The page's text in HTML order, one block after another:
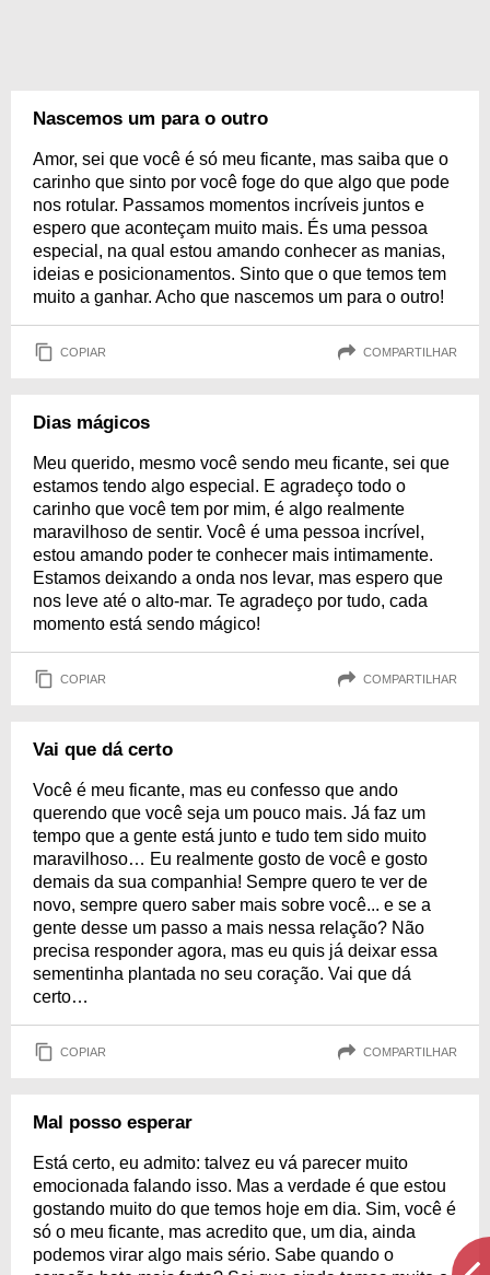
Nascemos um para o outro
Amor, sei que você é só meu ficante, mas saiba que o
carinho que sinto por você foge do que algo que pode
nos rotular. Passamos momentos incríveis juntos e
espero que aconteçam muito mais. És uma pessoa
especial, na qual estou amando conhecer as manias,
ideias e posicionamentos. Sinto que o que temos tem
muito a ganhar. Acho que nascemos um para o outro!
COPIAR COMPARTILHAR
Dias mágicos
Meu querido, mesmo você sendo meu ficante, sei que
estamos tendo algo especial. E agradeço todo o
carinho que você tem por mim, é algo realmente
maravilhoso de sentir. Você é uma pessoa incrível,
estou amando poder te conhecer mais intimamente.
Estamos deixando a onda nos levar, mas espero que
nos leve até o alto-mar. Te agradeço por tudo, cada
momento está sendo mágico!
COPIAR COMPARTILHAR
Vai que dá certo
Você é meu ficante, mas eu confesso que ando
querendo que você seja um pouco mais. Já faz um
tempo que a gente está junto e tudo tem sido muito
maravilhoso… Eu realmente gosto de você e gosto
demais da sua companhia! Sempre quero te ver de
novo, sempre quero saber mais sobre você... e se a
gente desse um passo a mais nessa relação? Não
precisa responder agora, mas eu quis já deixar essa
sementinha plantada no seu coração. Vai que dá
certo…
COPIAR COMPARTILHAR
Mal posso esperar
Está certo, eu admito: talvez eu vá parecer muito
emocionada falando isso. Mas a verdade é que estou
gostando muito do que temos hoje em dia. Sim, você é
só o meu ficante, mas acredito que, um dia, ainda
podemos virar algo mais sério. Sabe quando o